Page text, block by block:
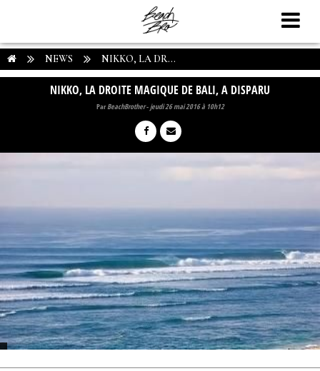
NEWS NIKKO, LA DR...
NIKKO, LA DROITE MAGIQUE DE BALI, A DISPARU
ParBeachBrother-jeudi 26 mai 2016 à 10h12